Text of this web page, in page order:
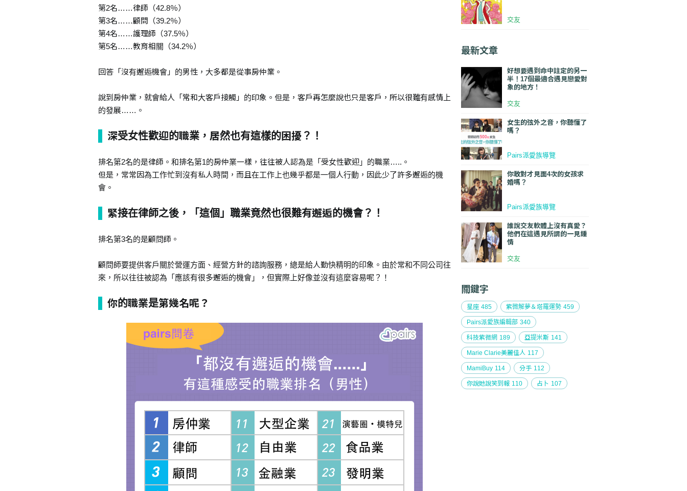
第2名……律師（42.8％）
第3名……顧問（39.2％）
第4名……護理師（37.5％）
第5名……教育相關（34.2％）
回答「沒有邂逅機會」的男性，大多都是從事房仲業。
說到房仲業，就會給人「常和大客戶接觸」的印象。但是，客戶再怎麼說也只是客戶，所以很難有感情上
的發展……。
深受女性歡迎的職業，居然也有這樣的困擾？！
排名第2名的是律師。和排名第1的房仲業一樣，往往被人認為是「受女性歡迎」的職業…..。
但是，常常因為工作忙到沒有私人時間，而且在工作上也幾乎都是一個人行動，因此少了許多邂逅的機
會。
緊接在律師之後，「這個」職業竟然也很難有邂逅的機會？！
排名第3名的是顧問師。
顧問師要提供客戶關於營運方面、經營方針的諮詢服務，總是給人勤快精明的印象。由於常和不同公司往
來，所以往往被認為「應該有很多邂逅的機會」，但實際上好像並沒有這麼容易呢？！
你的職業是第幾名呢？
交友
最新文章
好想要遇到命中註定的另一
半！17個最適合遇見戀愛對
象的地方！
交友
女生的弦外之音，你聽懂了
嗎？
Pairs派愛族導覽
你敢對才見面4次的女孩求
婚嗎？
Pairs派愛族導覽
誰說交友軟體上沒有真愛？
他們在這遇見所謂的一見鍾
情
交友
關鍵字
星座 485 紫微解夢＆塔羅運勢 459
Pairs派愛族編輯部 340
科技紫微網 189 亞提米斯 141
Marie Clarie美麗佳人 117
MamiBuy 114 分手 112
你說她說笑到報 110 占卜 107